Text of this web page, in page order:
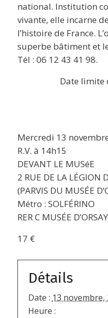
national. Institution
vivante, elle incarne
l’histoire de France.
superbe bâtiment et
Tél : 06 12 43 41 98.
Date limite
Mercredi 13
R.V. à 14h15
DEVANT LE MUSéE
2 RUE DE LA LÉGION
(PARVIS DU MUSÉE
Métro : SOLFÉRINO
RER C MUSÉE D’ORSAY
17 €
Détails
Date : 13 novembre,
Heure :